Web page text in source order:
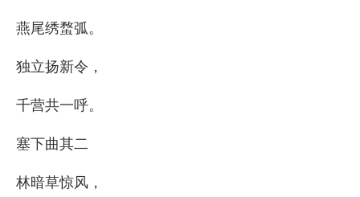
燕尾绣蝥弧。
独立扬新令，
千营共一呼。
塞下曲其二
林暗草惊风，